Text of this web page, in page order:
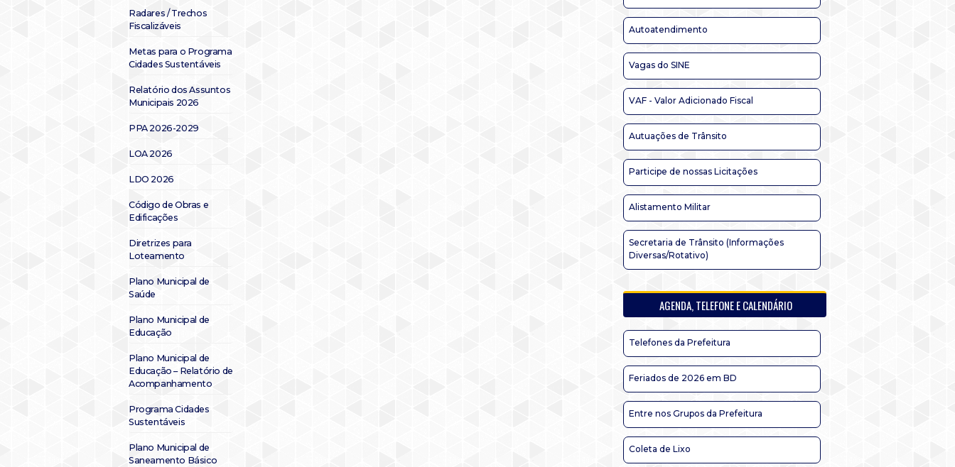
Radares / Trechos
Fiscalizáveis
Metas para o Programa
Cidades Sustentáveis
Relatório dos Assuntos
Municipais 2026
PPA 2026-2029
LOA 2026
LDO 2026
Código de Obras e
Edificações
Diretrizes para
Loteamento
Plano Municipal de
Saúde
Plano Municipal de
Educação
Plano Municipal de
Educação – Relatório de
Acompanhamento
Programa Cidades
Sustentáveis
Plano Municipal de
Saneamento Básico
Autoatendimento
Vagas do SINE
VAF - Valor Adicionado Fiscal
Autuações de Trânsito
Participe de nossas Licitações
Alistamento Militar
Secretaria de Trânsito (Informações
Diversas/Rotativo)
AGENDA, TELEFONE E CALENDÁRIO
Telefones da Prefeitura
Feriados de 2026 em BD
Entre nos Grupos da Prefeitura
Coleta de Lixo